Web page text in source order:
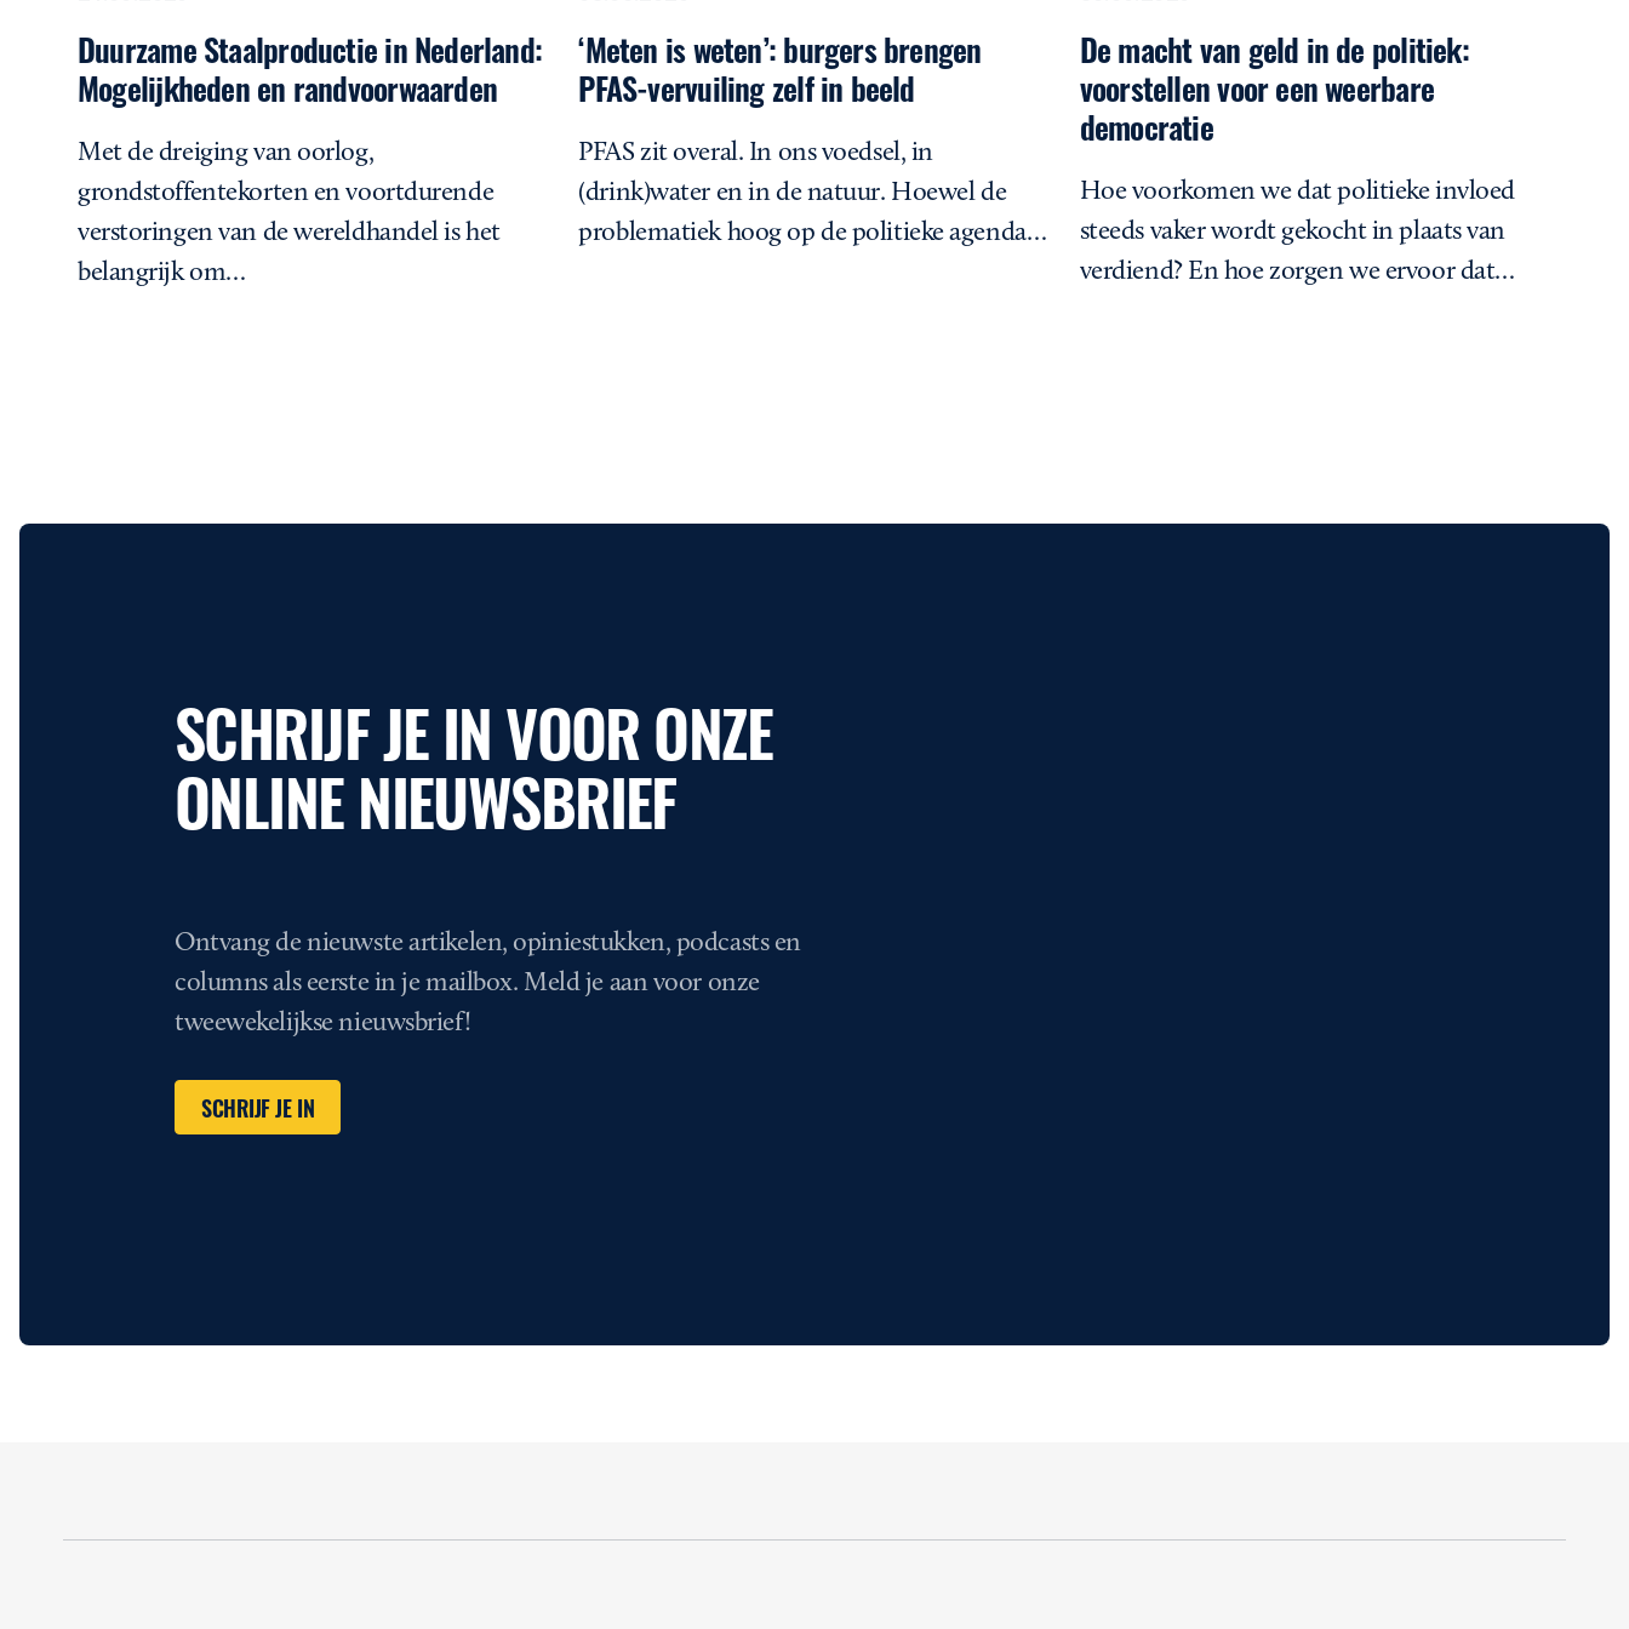
Duurzame Staalproductie in Nederland:
Mogelijkheden en randvoorwaarden
Met de dreiging van oorlog,
grondstoffentekorten en voortdurende
verstoringen van de wereldhandel is het
belangrijk om…
‘Meten is weten’: burgers brengen
PFAS-vervuiling zelf in beeld
PFAS zit overal. In ons voedsel, in
(drink)water en in de natuur. Hoewel de
problematiek hoog op de politieke agenda…
De macht van geld in de politiek:
voorstellen voor een weerbare
democratie
Hoe voorkomen we dat politieke invloed
steeds vaker wordt gekocht in plaats van
verdiend? En hoe zorgen we ervoor dat…
SCHRIJF JE IN VOOR ONZE
ONLINE NIEUWSBRIEF
Ontvang de nieuwste artikelen, opiniestukken, podcasts en
columns als eerste in je mailbox. Meld je aan voor onze
tweewekelijkse nieuwsbrief!
SCHRIJF JE IN